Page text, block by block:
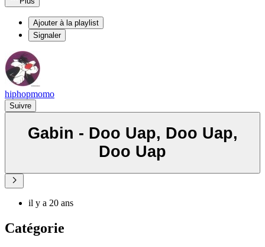
Ajouter à la playlist
Signaler
hiphopmomo
Suivre
Gabin - Doo Uap, Doo Uap,
Doo Uap
il y a 20 ans
Catégorie